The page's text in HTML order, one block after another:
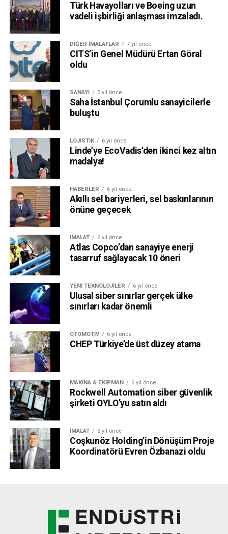
Türk Havayolları ve Boeing uzun
vadeli işbirliği anlaşması imzaladı.
DIĞER İMALATLAR 7 yıl önce
CITS’in Genel Müdürü Ertan Göral
oldu
SANAYI 5 yıl önce
Saha İstanbul Çorumlu sanayicilerle
buluştu
LOJISTIK 6 yıl önce
Linde’ye EcoVadis’den ikinci kez altın
madalya!
HABERLER 6 yıl önce
Akıllı sel bariyerleri, sel baskınlarının
önüne geçecek
İMALAT 6 yıl önce
Atlas Copco’dan sanayiye enerji
tasarruf sağlayacak 10 öneri
YENI TEKNOLOJILER 6 yıl önce
Ulusal siber sınırlar gerçek ülke
sınırları kadar önemli
OTOMOTIV 6 yıl önce
CHEP Türkiye’de üst düzey atama
MAKINA & EKIPMAN 6 yıl önce
Rockwell Automation siber güvenlik
şirketi OYLO’yu satın aldı
İMALAT 6 yıl önce
Coşkunöz Holding’in Dönüşüm Proje
Koordinatörü Evren Özbanazi oldu